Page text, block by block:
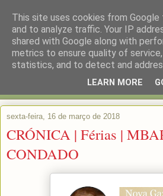
sexta-feira, 16 de março de 2018
CRÓNICA | Férias |
CONDADO
This site uses cookies from
and to analyze traffic. Your IP
shared with Google along with
metrics to ensure quality of
statistics, and to detect and
LEARN MORE